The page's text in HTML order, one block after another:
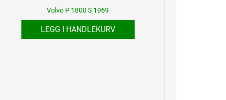
Volvo P 1800 S 1969
LEGG I HANDLEKURV